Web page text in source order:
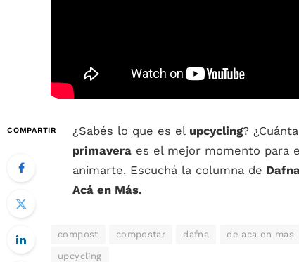
COMPARTIR ¿Sabés lo que es el upcycling?
primavera es el mejor momento para
animarte. Escuchá la columna de
Acá en Más.
compost compostar dafna de aca en mas
upcycling